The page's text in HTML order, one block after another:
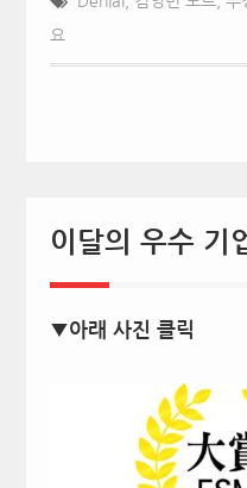
요
이달의 우수 기
▼아래 사진 클릭